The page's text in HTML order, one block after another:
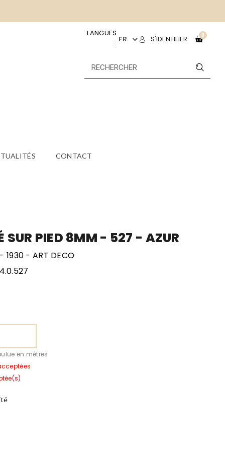
LANGUES
:
FR S'IDENTIFIER
CONTACT
SUR PIED 8MM - 527 - AZUR
1930 - ART DECO
en mètres